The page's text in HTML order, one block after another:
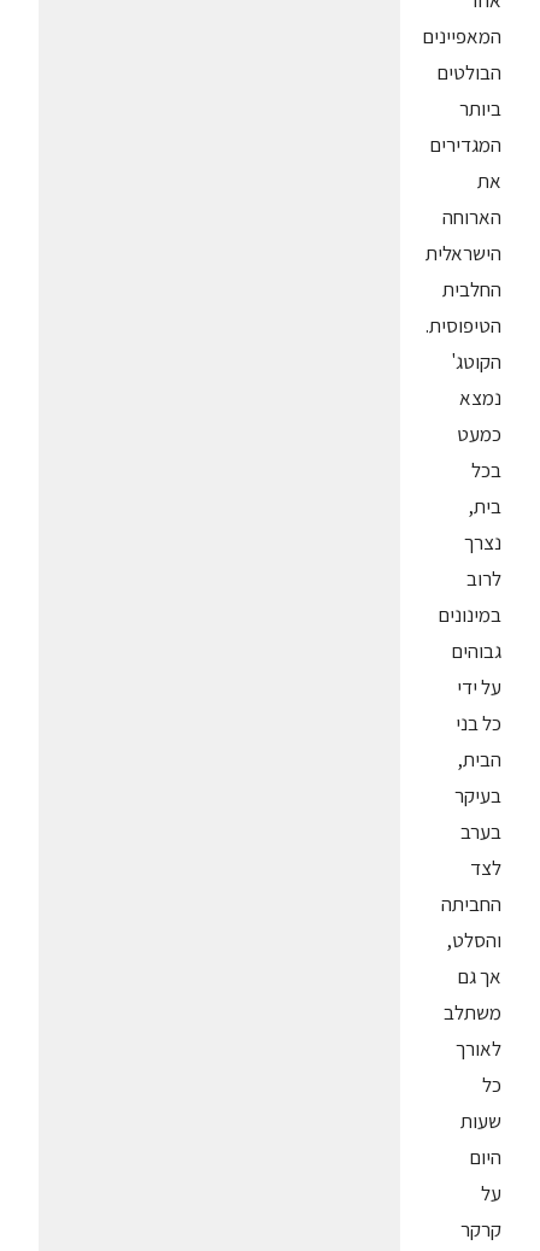
המאפיינים
הבולטים
ביותר
המגדירים
את
הארוחה
הישראלית
החלבית
הטיפוסית.
הקוטג'
נמצא
כמעט
בכל
בית,
נצרך
לרוב
במינונים
גבוהים
על ידי
כל בני
הבית,
בעיקר
בערב
לצד
החביתה
והסלט,
אך גם
משתלב
לאורך
כל
שעות
היום
על
קרקר